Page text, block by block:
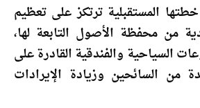
المستقبلية ترتكز على تعظيم
من محفظة الأصول التابعة لها،
السياحية والفندقية القادرة على
السائحين وزيادة الإيرادات